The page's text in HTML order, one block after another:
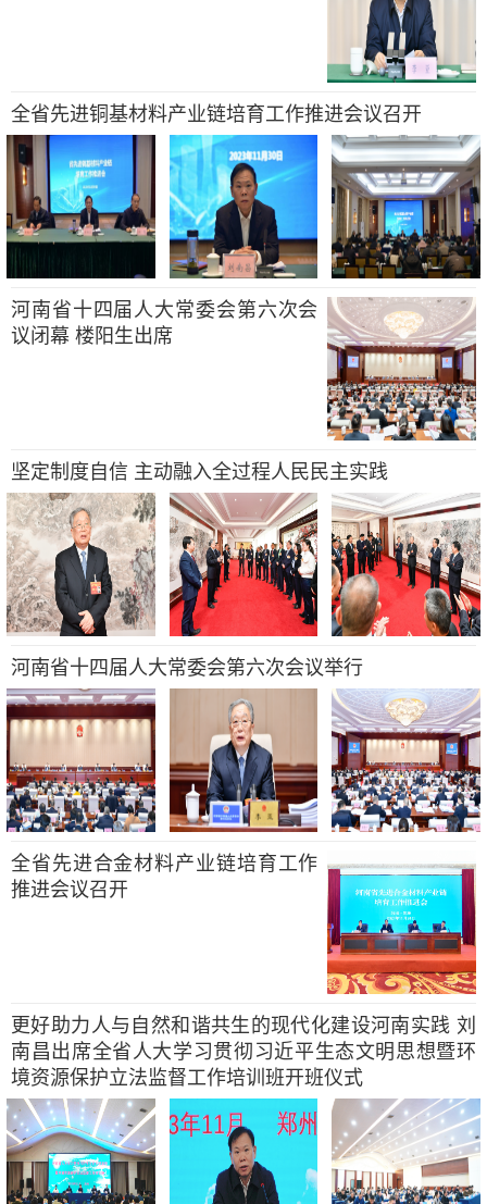
全省先进铜基材料产业链培育工作推进会议召开
河南省十四届人大常委会第六次会
议闭幕 楼阳生出席
坚定制度自信 主动融入全过程人民民主实践
河南省十四届人大常委会第六次会议举行
全省先进合金材料产业链培育工作
推进会议召开
更好助力人与自然和谐共生的现代化建设河南实践 刘
南昌出席全省人大学习贯彻习近平生态文明思想暨环
境资源保护立法监督工作培训班开班仪式